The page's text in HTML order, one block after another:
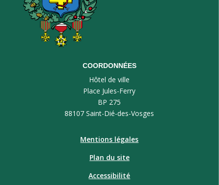
COORDONNÉES
Hôtel de ville
Place Jules-Ferry
BP 275
88107 Saint-Dié-des-Vosges
Mentions légales
Plan du site
Accessibilité